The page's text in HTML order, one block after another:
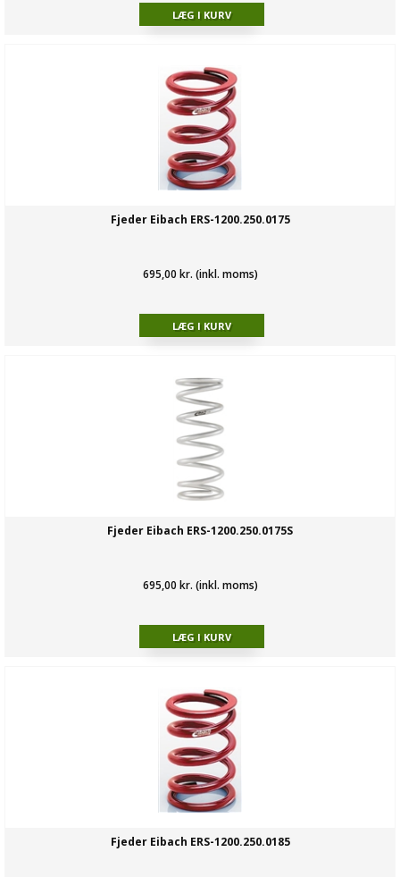
Fjeder Eibach ERS-1200.250.0175
695,00 kr. (inkl. moms)
Fjeder Eibach ERS-1200.250.0175S
695,00 kr. (inkl. moms)
Fjeder Eibach ERS-1200.250.0185